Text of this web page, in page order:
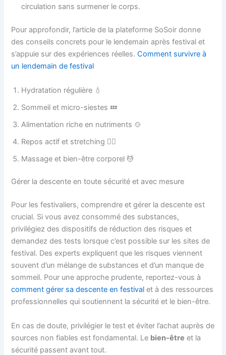
circulation sans surmener le corps.
Pour approfondir, l’article de la plateforme SoSoir donne
des conseils concrets pour le lendemain après festival et
s’appuie sur des expériences réelles.Comment survivre à
un lendemain de festival
Hydratation régulière 💧
Sommeil et micro-siestes 💤
Alimentation riche en nutriments 🍲
Repos actif et stretching 🧎‍♀️
Massage et bien-être corporel 💆
Gérer la descente en toute sécurité et avec mesure
Pour les festivaliers, comprendre et gérer la descente est
crucial. Si vous avez consommé des substances,
privilégiez des dispositifs de réduction des risques et
demandez des tests lorsque c’est possible sur les sites de
festival. Des experts expliquent que les risques viennent
souvent d’un mélange de substances et d’un manque de
sommeil. Pour une approche prudente, reportez-vous à
comment gérer sa descente en festival et à des ressources
professionnelles qui soutiennent la sécurité et le bien-être.
En cas de doute, privilégier le test et éviter l’achat auprès de
sources non fiables est fondamental. Le bien-être et la
sécurité passent avant tout.